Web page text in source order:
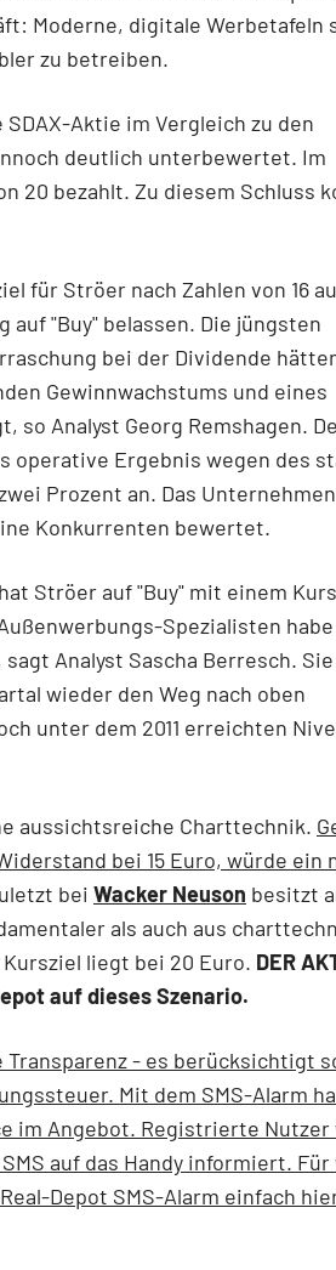
Moderne, digitale Werbetafeln
zu betreiben.
SDAX-Aktie im Vergleich zu den
deutlich unterbewertet. Im
20 bezahlt. Zu diesem Schluss
für Ströer nach Zahlen von 16
"Buy" belassen. Die jüngsten
bei der Dividende
Gewinnwachstums und eines
so Analyst Georg Remshagen.
operative Ergebnis wegen des
Prozent an. Das
Konkurrenten bewertet.
Ströer auf "Buy" mit einem
Spezialisten
Analyst Sascha Berresch.
wieder den Weg nach oben
unter dem 2011 erreichten
aussichtsreiche Charttechnik.
bei 15 Euro, würde ein
bei Wacker Neuson besitzt
als auch aus
liegt bei 20 Euro. DER
auf dieses Szenario.
- es berücksichtigt
Mit dem SMS-Alarm
im Angebot. Registrierte Nutzer
auf das Handy informiert.
Depot SMS-Alarm einfach